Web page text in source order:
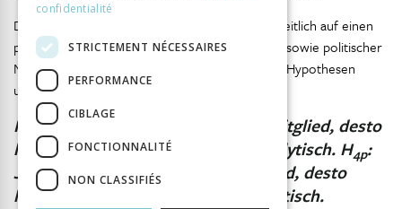
Die theoretischen Überlegungen weisen mehrheitlich auf einen
positiven Zusammenhang zwischen analytischer sowie politischer
Nutzung. Aus diesen Gründen werden folgende Hypothesen
untersucht:
H 4a: Je gebildeter ein Parlamentsmitglied, desto
häufiger nutzt es Evaluationen analytisch. H4p:
Je gebildeter ein Parlamentsmitglied, desto
häufiger nutzt es Evaluationen politisch.
confidentialité
STRICTEMENT NÉCESSAIRES
PERFORMANCE
CIBLAGE
FONCTIONNALITÉ
NON CLASSIFIÉS